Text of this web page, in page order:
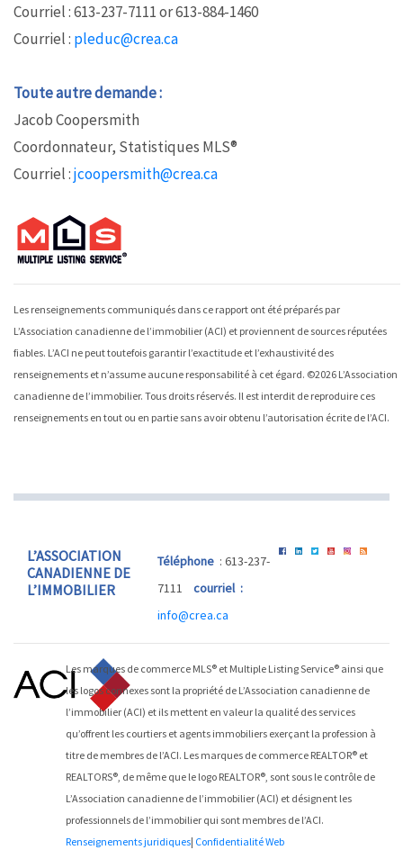
Courriel : 613-237-7111 or 613-884-1460
Courriel : pleduc@crea.ca
Toute autre demande :
Jacob Coopersmith
Coordonnateur, Statistiques MLS®
Courriel :jcoopersmith@crea.ca
Les renseignements communiqués dans ce rapport ont été préparés par
L’Association canadienne de l’immobilier (ACI) et proviennent de sources réputées
fiables. L’ACI ne peut toutefois garantir l’exactitude et l’exhaustivité des
renseignements et n’assume aucune responsabilité à cet égard. ©2026 L’Association
canadienne de l’immobilier. Tous droits réservés. Il est interdit de reproduire ces
renseignements en tout ou en partie sans avoir obtenu l’autorisation écrite de l’ACI.
L’ASSOCIATION
CANADIENNE DE
L’IMMOBILIER
Téléphone : 613-237-
7111courriel :
info@crea.ca
Les marques de commerce MLS® et Multiple Listing Service® ainsi que
les logos connexes sont la propriété de L’Association canadienne de
l’immobilier (ACI) et ils mettent en valeur la qualité des services
qu’offrent les courtiers et agents immobiliers exerçant la profession à
titre de membres de l’ACI. Les marques de commerce REALTOR® et
REALTORS®, de même que le logo REALTOR®, sont sous le contrôle de
L’Association canadienne de l’immobilier (ACI) et désignent les
professionnels de l’immobilier qui sont membres de l’ACI.
Renseignements juridiques| Confidentialité Web